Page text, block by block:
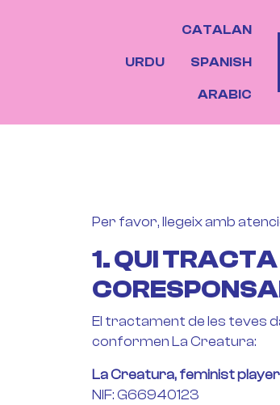
CATALAN
SPANISH
URDU
ARABIC
Per favor, llegeix amb
1. QUI
El tractament de les teves
conformen La Creatura:
La Creatura, feminist player
NIF: G66940123